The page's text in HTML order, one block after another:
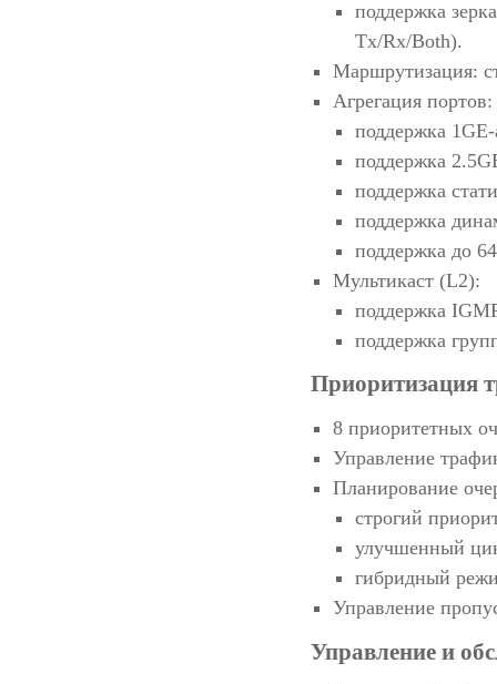
поддержка
Tx/Rx/Both).
Маршрутизация:
Агрегация портов:
поддержка
поддержка
поддержка
поддержка
поддержка до
Мультикаст (L2):
поддержка
поддержка
Приоритизация
8 приоритетных
Управление
Планирование
строгий
улучшенный
гибридный
Управление
Управление и